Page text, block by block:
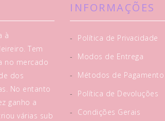
à
Tem
no mercado
dos
No entanto
ganho a
várias sub
INFORMAÇÕES
-
Política de Privacidade
-
Modos de Entrega
-
Métodos de Pagamento
-
Política de Devoluções
-
Condições Gerais